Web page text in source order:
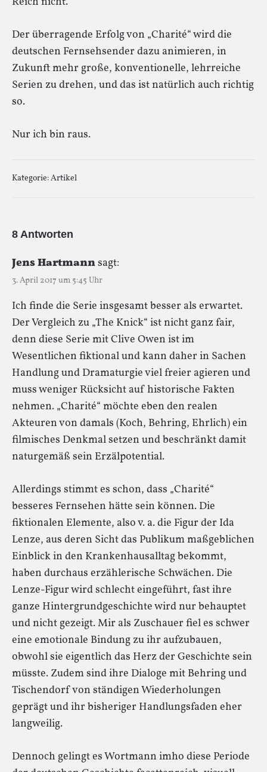
Der überragende Erfolg von „Charité“ wird die
deutschen Fernsehsender dazu animieren, in
Zukunft mehr große, konventionelle, lehrreiche
Serien zu drehen, und das ist natürlich auch richtig
so.
Nur ich bin raus.
Kategorie:Artikel
8 Antworten
Jens Hartmannsagt:
3. April 2017 um 5:45 Uhr
Ich finde die Serie insgesamt besser als erwartet.
Der Vergleich zu „The Knick“ ist nicht ganz fair,
denn diese Serie mit Clive Owen ist im
Wesentlichen fiktional und kann daher in Sachen
Handlung und Dramaturgie viel freier agieren und
muss weniger Rücksicht auf historische Fakten
nehmen. „Charité“ möchte eben den realen
Akteuren von damals (Koch, Behring, Ehrlich) ein
filmisches Denkmal setzen und beschränkt damit
naturgemäß sein Erzälpotential.
Allerdings stimmt es schon, dass „Charité“
besseres Fernsehen hätte sein können. Die
fiktionalen Elemente, also v. a. die Figur der Ida
Lenze, aus deren Sicht das Publikum maßgeblichen
Einblick in den Krankenhausalltag bekommt,
haben durchaus erzählerische Schwächen. Die
Lenze-Figur wird schlecht eingeführt, fast ihre
ganze Hintergrundgeschichte wird nur behauptet
und nicht gezeigt. Mir als Zuschauer fiel es schwer
eine emotionale Bindung zu ihr aufzubauen,
obwohl sie eigentlich das Herz der Geschichte sein
müsste. Zudem sind ihre Dialoge mit Behring und
Tischendorf von ständigen Wiederholungen
geprägt und ihr bisheriger Handlungsfaden eher
langweilig.
Dennoch gelingt es Wortmann imho diese Periode